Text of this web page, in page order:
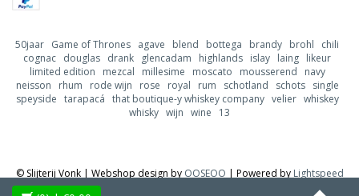
50jaar Game of Thrones agave blend bottega brandy brohl
chili
cognac douglas drank glencadam highlands islay laing likeur
limited edition
mezcal millesime moscato mousserend
navy
neisson
rhum rode wijn rose royal rum schotland schots
single
speyside tarapacá that boutique-y whiskey company velier whiskey
whisky wijn wine 13
© Slijterij Vonk | Webshop design by OOSEOO | Powered by Lightspeed